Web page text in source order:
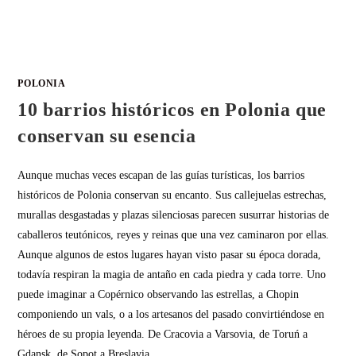
POLONIA
10 barrios históricos en Polonia que
conservan su esencia
Aunque muchas veces escapan de las guías turísticas, los barrios
históricos de Polonia conservan su encanto. Sus callejuelas estrechas,
murallas desgastadas y plazas silenciosas parecen susurrar historias de
caballeros teutónicos, reyes y reinas que una vez caminaron por ellas.
Aunque algunos de estos lugares hayan visto pasar su época dorada,
todavía respiran la magia de antaño en cada piedra y cada torre. Uno
puede imaginar a Copérnico observando las estrellas, a Chopin
componiendo un vals, o a los artesanos del pasado convirtiéndose en
héroes de su propia leyenda. De Cracovia a Varsovia, de Toruń a